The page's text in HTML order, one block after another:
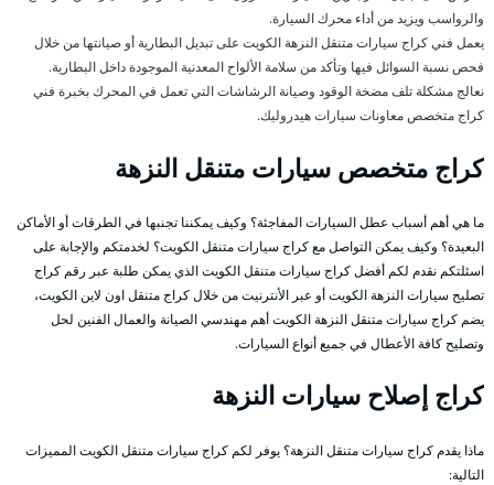
والرواسب ويزيد من أداء محرك السيارة.
يعمل فني كراج سيارات متنقل النزهة الكويت على تبديل البطارية أو صيانتها من خلال
فحص نسبة السوائل فيها وتأكد من سلامة الألواح المعدنية الموجودة داخل البطارية.
نعالج مشكلة تلف مضخة الوقود وصيانة الرشاشات التي تعمل في المحرك بخبرة فني
كراج متخصص معاونات سيارات هيدروليك.
كراج متخصص سيارات متنقل النزهة
ما هي أهم أسباب عطل السيارات المفاجئة؟ وكيف يمكننا تجنبها في الطرقات أو الأماكن
البعيدة؟ وكيف يمكن التواصل مع كراج سيارات متنقل الكويت؟ لخدمتكم والإجابة على
اسئلتكم نقدم لكم أفضل كراج سيارات متنقل الكويت الذي يمكن طلبة عبر رقم كراج
تصليح سيارات النزهة الكويت أو عبر الأنترنيت من خلال كراج متنقل اون لاين الكويت،
يضم كراج سيارات متنقل النزهة الكويت أهم مهندسي الصيانة والعمال الفنين لحل
وتصليح كافة الأعطال في جميع أنواع السيارات.
كراج إصلاح سيارات النزهة
ماذا يقدم كراج سيارات متنقل النزهة؟ يوفر لكم كراج سيارات متنقل الكويت المميزات
التالية: